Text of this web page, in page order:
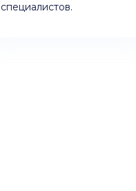
специалистов.